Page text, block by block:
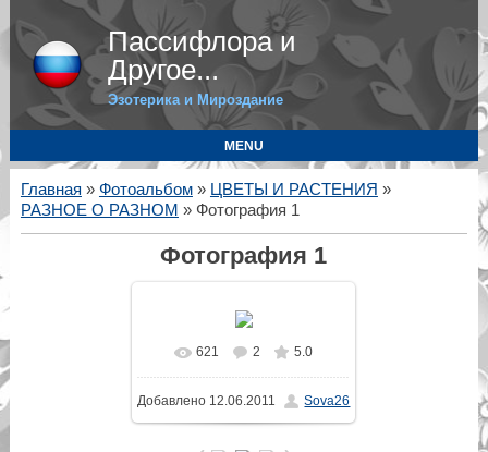
Пассифлора и
Другое...
Эзотерика и Мироздание
MENU
Главная » Фотоальбом» ЦВЕТЫ И РАСТЕНИЯ »
РАЗНОЕ О РАЗНОМ » Фотография 1
Фотография 1
621 2 5.0
Добавлено 12.06.2011 Sova26